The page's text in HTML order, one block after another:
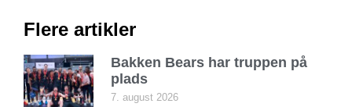
Flere artikler
Bakken Bears har truppen på
plads
7. august 2026